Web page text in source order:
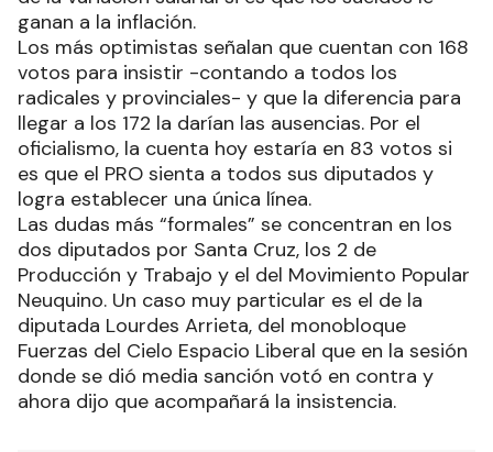
ganan a la inflación.
Los más optimistas señalan que cuentan con 168
votos para insistir -contando a todos los
radicales y provinciales- y que la diferencia para
llegar a los 172 la darían las ausencias. Por el
oficialismo, la cuenta hoy estaría en 83 votos si
es que el PRO sienta a todos sus diputados y
logra establecer una única línea.
Las dudas más “formales” se concentran en los
dos diputados por Santa Cruz, los 2 de
Producción y Trabajo y el del Movimiento Popular
Neuquino. Un caso muy particular es el de la
diputada Lourdes Arrieta, del monobloque
Fuerzas del Cielo Espacio Liberal que en la sesión
donde se dió media sanción votó en contra y
ahora dijo que acompañará la insistencia.